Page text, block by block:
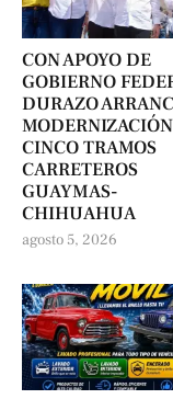
CON APOYO DE
GOBIERNO
DURAZO
CINCO TRAMOS
CARRETEROS
GUAYMAS-
CHIHUAHUA
agosto 5, 2026